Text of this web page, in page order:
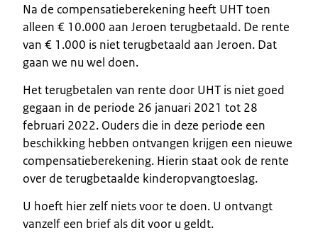
Na de compensatieberekening heeft UHT toen
alleen € 10.000 aan Jeroen terugbetaald. De rente
van € 1.000 is niet terugbetaald aan Jeroen. Dat
gaan we nu wel doen.
Het terugbetalen van rente door UHT is niet goed
gegaan in de periode 26 januari 2021 tot 28
februari 2022. Ouders die in deze periode een
beschikking hebben ontvangen krijgen een nieuwe
compensatieberekening. Hierin staat ook de rente
over de terugbetaalde kinderopvangtoeslag.
U hoeft hier zelf niets voor te doen. U ontvangt
vanzelf een brief als dit voor u geldt.